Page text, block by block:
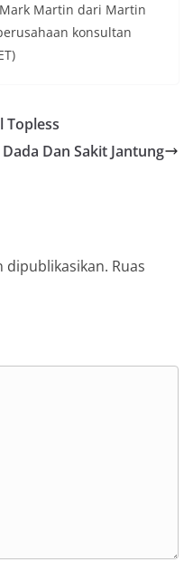
Martin dari Martin
konsultan
Topless
Dan Sakit Jantung
dipublikasikan. Ruas